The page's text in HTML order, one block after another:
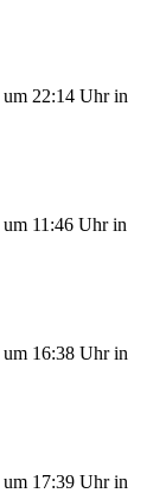
um 22:14 Uhr in
um 11:46 Uhr in
um 16:38 Uhr in
um 17:39 Uhr in